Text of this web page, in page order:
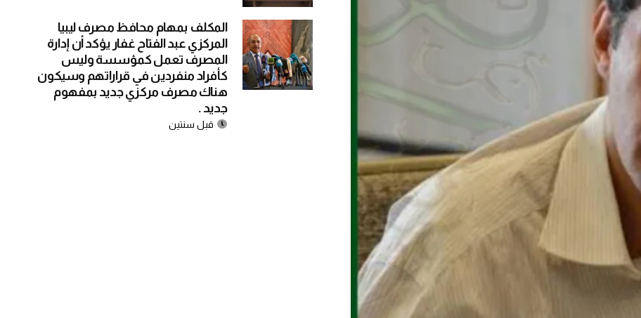
المكلف بمهام محافظ مصرف ليبيا
المركزي عبد الفتاح غفار يؤكد أن إدارة
المصرف تعمل كمؤسسة وليس
كأفراد منفردين في قراراتهم وسيكون
هناك مصرف مركزي جديد بمفهوم
جديد .
قبل سنتين